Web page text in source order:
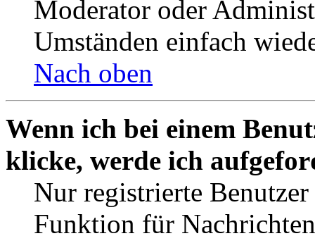
Moderator oder
Umständen einfach
Nach oben
Wenn ich bei einem
klicke, werde ich
Nur registrierte
Funktion für